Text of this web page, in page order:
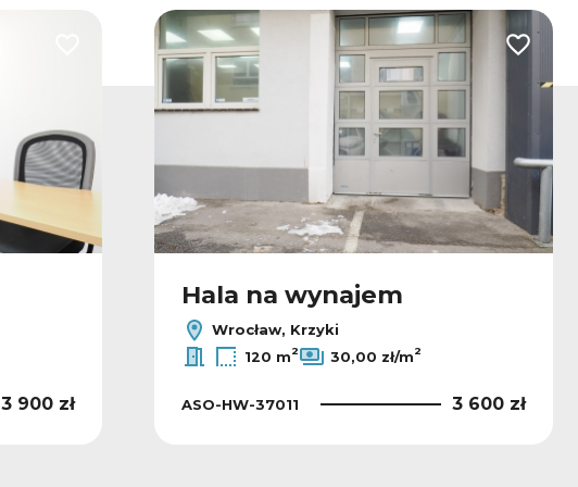
Dodaj do ulubionych
3 900 zł
Dodaj
Hala na wynajem
Wrocław, Krzyki
120 m2 30,00 zł/m2
ASO-HW-37011 3 600 zł